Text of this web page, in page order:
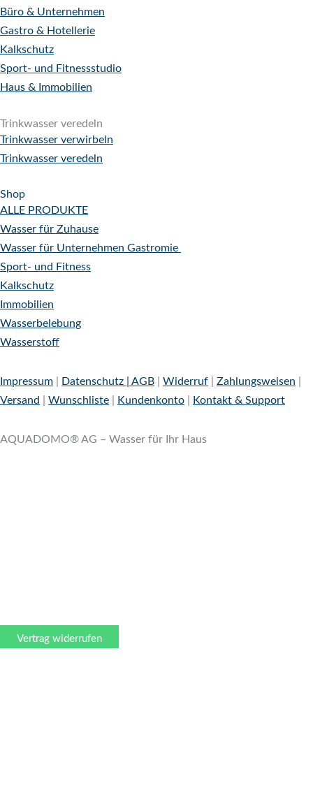
Büro & Unternehmen
Gastro & Hotellerie
Kalkschutz
Sport- und Fitnessstudio
Haus & Immobilien
Trinkwasser veredeln
Trinkwasser verwirbeln
Trinkwasser veredeln
Shop
ALLE PRODUKTE
Wasser für Zuhause
Wasser für Unternehmen Gastromie
Sport- und Fitness
Kalkschutz
Immobilien
Wasserbelebung
Wasserstoff
Impressum Datenschutz | AGB Widerruf Zahlungsweisen
Versand
Wunschliste Kundenkonto Kontakt & Support
AQUADOMO® AG – Wasser für Ihr Haus
Vertrag widerrufen